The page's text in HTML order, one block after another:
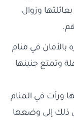
وزوال
في منام
وتمتع جنينها
ورأت في المنام
ذلك إلى وضعها